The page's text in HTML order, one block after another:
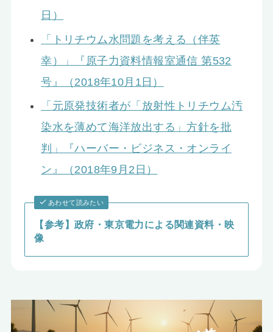
日）
「トリチウム水問題を考える（伴英
幸）」『原子力資料情報室通信 第532
号』（2018年10月1日）
「元原発技術者が「放射性トリチウム汚
染水を薄めて海洋放出する」方針を批
判」『ハーバー・ビジネス・オンライ
ン』（2018年9月2日）
あわせて読みたい
【参考】政府・東京電力による関連資料・映
像